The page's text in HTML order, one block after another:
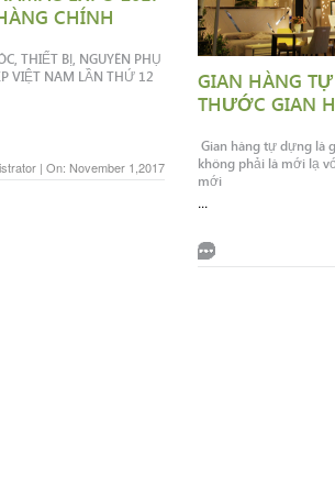
CHÍNH
THIẾT BỊ, NGUYÊN PHỤ
VIỆT NAM LẦN THỨ 12
| On: November 1,2017
GIAN HÀNG
THƯỚC GIAN
Gian hàng tự dựng là
không phải là mới lạ
mới
...